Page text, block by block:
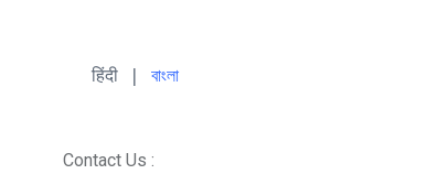
हिंदी | বাংলা
Contact Us :